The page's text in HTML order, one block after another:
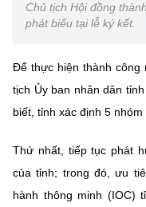
Chủ tịch Hội đồng
phát biểu tại lễ ký kết.
Để thực hiện thành công
tịch Ủy ban nhân dân
biết, tỉnh xác định 5
Thứ nhất, tiếp tục phát
của tỉnh; trong đó, ưu
hành thông minh (IOC)